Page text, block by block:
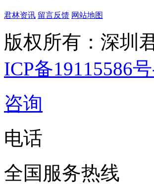
君林资讯 留言反馈 网站地图
版权所有：深圳
ICP备19115586
咨询
电话
全国服务热线